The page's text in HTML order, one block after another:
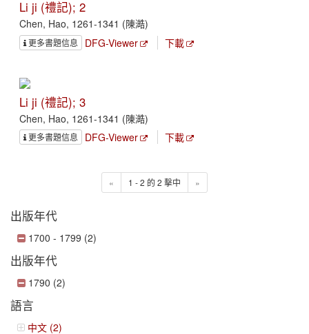
Li ji (禮記); 2
Chen, Hao, 1261-1341 (陳澔)
更多書題信息 DFG-Viewer 下載
Li ji (禮記); 3
Chen, Hao, 1261-1341 (陳澔)
更多書題信息 DFG-Viewer 下載
« 1 - 2 的 2 擊中 »
出版年代
1700 - 1799 (2)
出版年代
1790 (2)
語言
中文 (2)